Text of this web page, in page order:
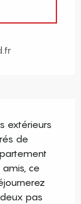
extérieurs
de
amis, ce
pas